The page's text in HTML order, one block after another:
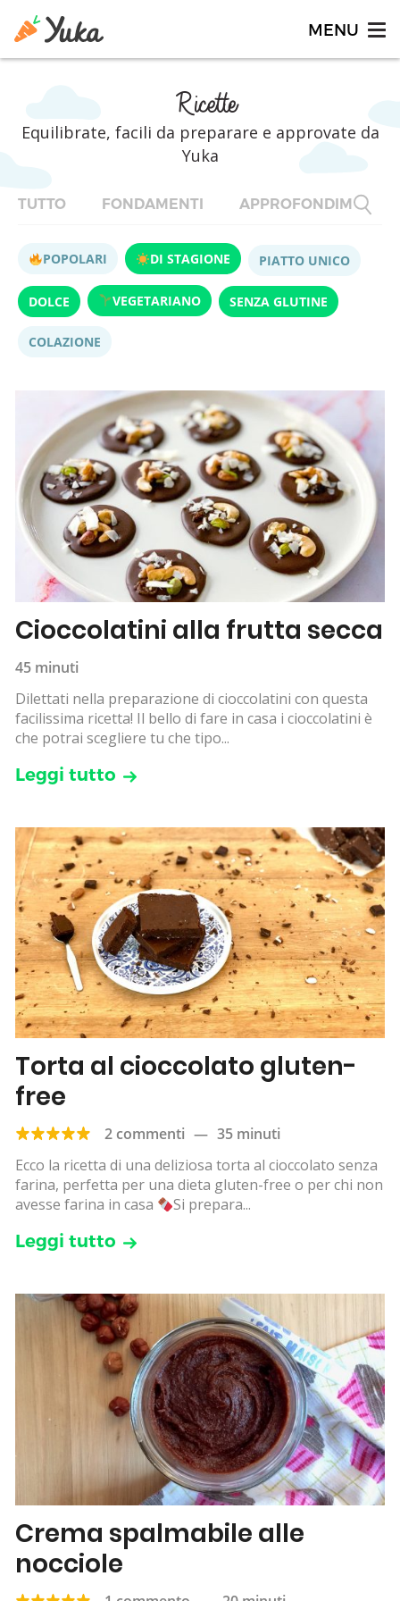
Ricette
Equilibrate, facili da preparare e approvate da
Yuka
TUTTO FONDAMENTI APPROFONDIMENTI
POPOLARI DI STAGIONE PIATTO UNICO
DOLCE VEGETARIANO SENZA GLUTINE
COLAZIONE
Cioccolatini alla frutta secca
45 minuti
Dilettati nella preparazione di cioccolatini con questa
facilissima ricetta! Il bello di fare in casa i cioccolatini è
che potrai scegliere tu che tipo...
Leggi tutto
Torta al cioccolato gluten-
free
2 commenti — 35 minuti
Ecco la ricetta di una deliziosa torta al cioccolato senza
farina, perfetta per una dieta gluten-free o per chi non
avesse farina in casa
Si prepara...
Leggi tutto
Crema spalmabile alle
nocciole